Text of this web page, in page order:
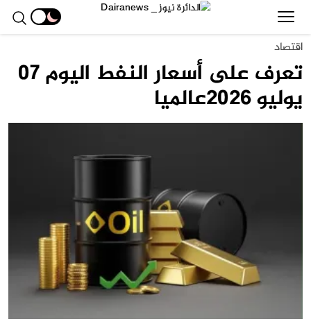
اقتصاد
تعرف على أسعار النفط اليوم 07
يوليو 2026عالميا